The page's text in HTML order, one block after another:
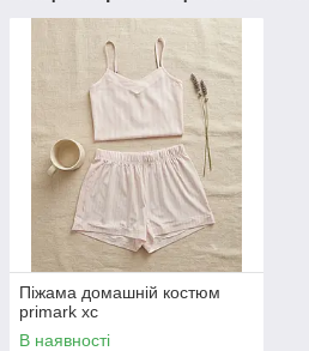
Піжама домашній костюм
primark хс
В наявності